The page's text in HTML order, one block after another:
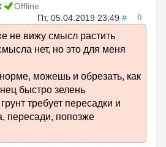
Offline
Пт, 05.04.2019 23:49 # 0
не вижу смысл растить
нет, но это для меня
можешь и обрезать, как
быстро зелень
требует пересадки и
пересади, попозже